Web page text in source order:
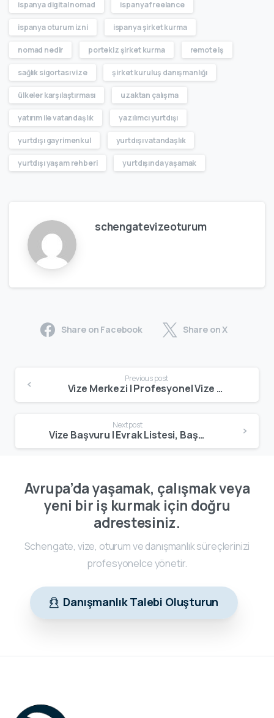
ispanya digital nomad ispanya freelance
ispanya oturum izni ispanya şirket kurma
nomad nedir portekiz şirket kurma remote iş
sağlık sigortası vize şirket kuruluş danışmanlığı
ülkeler karşılaştırması uzaktan çalışma
yatırım ile vatandaşlık yazılımcı yurtdışı
yurtdışı gayrimenkul yurtdışı vatandaşlık
yurtdışı yaşam rehberi yurtdışında yaşamak
schengatevizeoturum
Share on Facebook Share on X
Previous post
Vize Merkezi | Profesyonel Vize Başvuru ve Evrak Hazırlama Hizmeti
Next post
Vize Başvuru | Evrak Listesi, Başvuru Süreci ve Uzman Danışmanlık
Avrupa’da yaşamak, çalışmak veya
yeni bir iş kurmak için doğru
adrestesiniz.
Schengate, vize, oturum ve danışmanlık süreçlerinizi
profesyonelce yönetir.
Danışmanlık Talebi Oluşturun